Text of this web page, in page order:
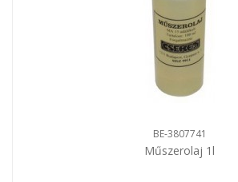
BE-3807741
Műszerolaj 1l